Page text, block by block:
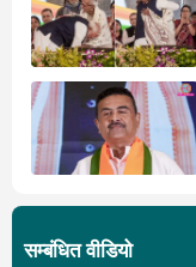
सम्बंधित वीडियो